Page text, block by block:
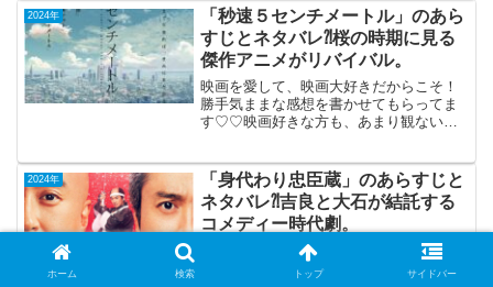
ガポール合作生徒の思いもかけぬ行動に
考えさせら...
2024年
「秒速５センチメートル」のあら
すじとネタバレ⁈桜の時期に見る
傑作アニメがリバイバル。
映画を愛して、映画大好きだからこそ！
勝手気ままな感想を書かせてもらってま
す♡♡映画好きな方も、あまり観ない方
日公開(63分)桜の時期に見る傑作アニメが
リバ...
2024年
「身代わり忠臣蔵」のあらすじと
ネタバレ⁈吉良と大石が結託する
コメディー時代劇。
映画を愛して、映画大好きだからこそ！
勝手気ままな感想を書かせてもらってま
ホーム 検索 トップ サイドバー